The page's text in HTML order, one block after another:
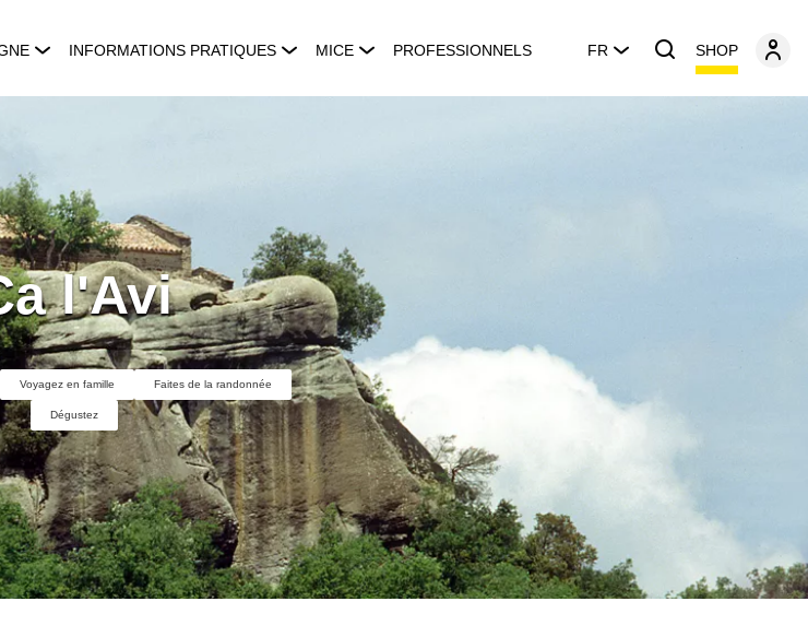
INFORMATIONS PRATIQUES MICE PROFESSIONNELS FR SHOP
l'Avi
Voyagez en famille Faites de la randonnée
Dégustez